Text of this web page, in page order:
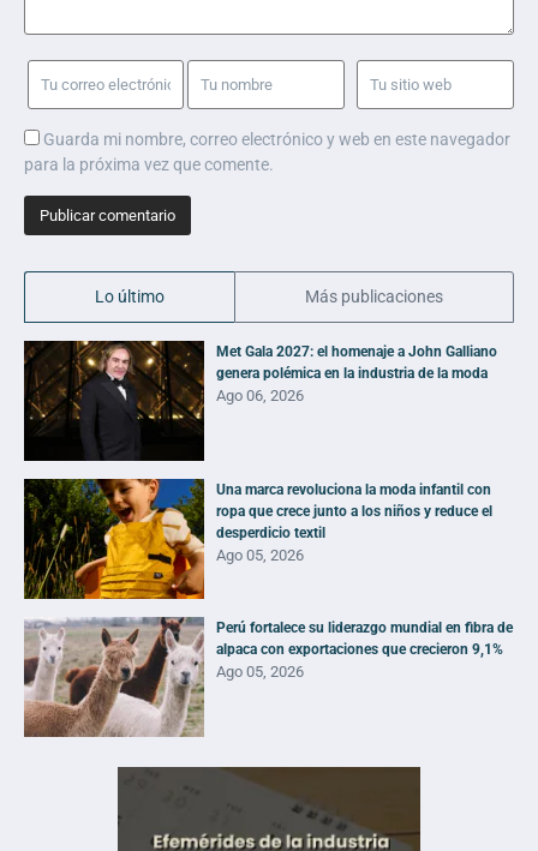
Guarda mi nombre, correo electrónico y web en este navegador
para la próxima vez que comente.
Lo último Más publicaciones
Met Gala 2027: el homenaje a John Galliano
genera polémica en la industria de la moda
Ago 06, 2026
Una marca revoluciona la moda infantil con
ropa que crece junto a los niños y reduce el
desperdicio textil
Ago 05, 2026
Perú fortalece su liderazgo mundial en fibra de
alpaca con exportaciones que crecieron 9,1%
Ago 05, 2026